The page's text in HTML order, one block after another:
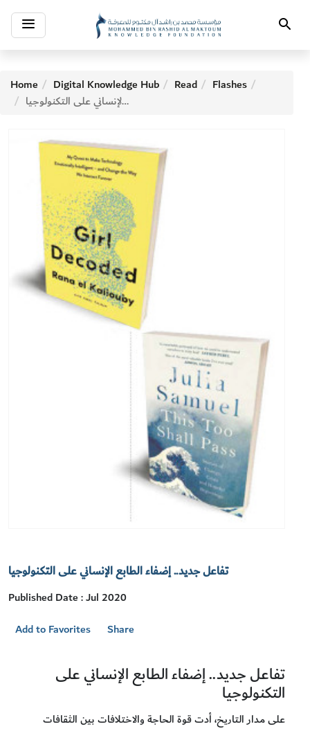
Toggle
navigation Search
Home Digital Knowledge Hub Read
Flashes
تفاعل جديد.. إضفاء الطابع الإنساني على التكنولوجيا
تفاعل جديد.. إضفاء الطابع الإنساني على التكنولوجيا
Published Date : Jul 2020
Add to Favorites
Share
تفاعل جديد.. إضفاء الطابع الإنساني على
التكنولوجيا
على مدار التاريخ، أدت قوة الحاجة والاختلافات بين الثقافات